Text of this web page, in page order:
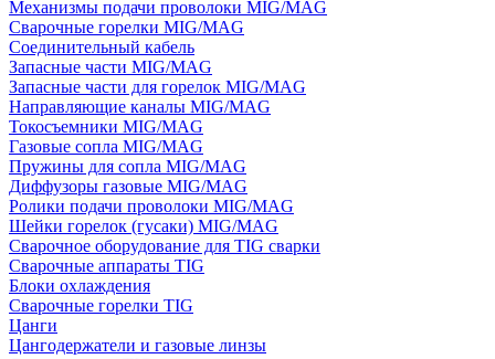
Механизмы подачи проволоки MIG/MAG
Сварочные горелки MIG/MAG
Соединительный кабель
Запасные части MIG/MAG
Запасные части для горелок MIG/MAG
Направляющие каналы MIG/MAG
Токосъемники MIG/MAG
Газовые сопла MIG/MAG
Пружины для сопла MIG/MAG
Диффузоры газовые MIG/MAG
Ролики подачи проволоки MIG/MAG
Шейки горелок (гусаки) MIG/MAG
Сварочное оборудование для TIG сварки
Сварочные аппараты TIG
Блоки охлаждения
Сварочные горелки TIG
Цанги
Цангодержатели и газовые линзы